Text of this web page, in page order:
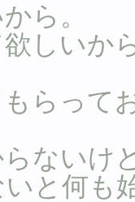
ら。
しいか
らって
ないけ
と何も